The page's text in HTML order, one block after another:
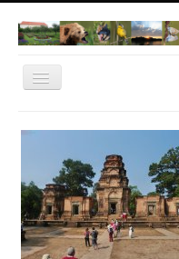
Navigation
Norwegen 2022
Dachau
Natur Fotos
Thailand